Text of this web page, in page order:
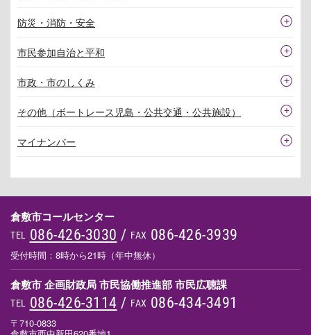
防災・消防・安全
市民参加自治と平和
市政・市のしくみ
その他（ボートレース児島・公共交通・公共施設）
マイナンバー
倉敷市コールセンター
TEL 086-426-3030 / FAX 086-426-3939
受付時間：8時から21時（年中無休）
倉敷市 企画財政局 市民協働推進部 市民広聴課
TEL 086-426-3114 / FAX 086-434-3491
〒710-0833